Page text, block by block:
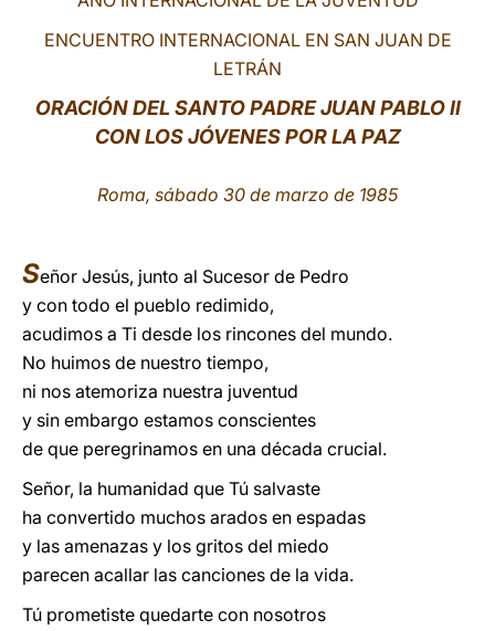
ENCUENTRO INTERNACIONAL EN SAN JUAN DE
LETRÁN
ORACIÓN DEL SANTO PADRE JUAN PABLO II
CON LOS JÓVENES POR LA PAZ
Roma, sábado 30 de marzo de 1985
Señor Jesús, junto al Sucesor de Pedro
y con todo el pueblo redimido,
acudimos a Ti desde los rincones del mundo.
No huimos de nuestro tiempo,
ni nos atemoriza nuestra juventud
y sin embargo estamos conscientes
de que peregrinamos en una década crucial.
Señor, la humanidad que Tú salvaste
ha convertido muchos arados en espadas
y las amenazas y los gritos del miedo
parecen acallar las canciones de la vida.
Tú prometiste quedarte con nosotros